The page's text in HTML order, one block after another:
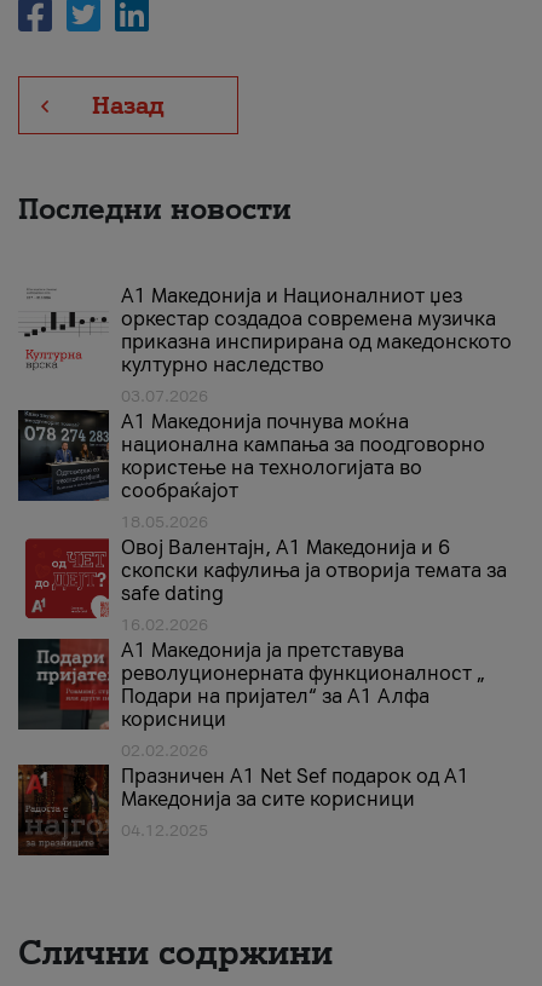
Назад
Последни новости
А1 Македонија и Националниот џез
оркестар создадоа современа музичка
приказна инспирирана од македонското
културно наследство
03.07.2026
A1 Македонија почнува моќна
национална кампања за поодговорно
користење на технологијата во
сообраќајот
18.05.2026
Овој Валентајн, A1 Македонија и 6
скопски кафулиња ја отворија темата за
safe dating
16.02.2026
А1 Македонија ја претставува
револуционерната функционалност „
Подари на пријател“ за А1 Алфа
корисници
02.02.2026
Празничен A1 Net Sеf подарок од А1
Македонија за сите корисници
04.12.2025
Слични содржини